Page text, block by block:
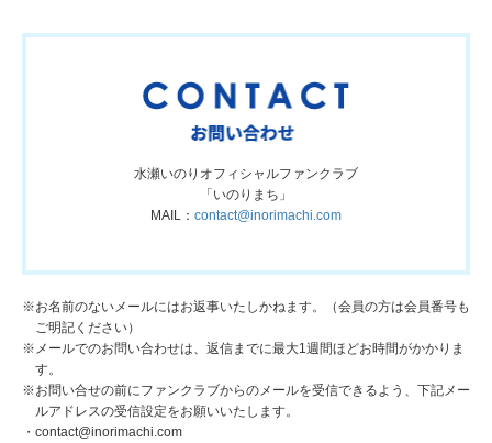
水瀬いのりオフィシャルファンクラブ
「いのりまち」
MAIL： contact@inorimachi.com
※お名前のないメールにはお返事いたしかねます。（会員の方は会員番号も
ご明記ください）
※メールでのお問い合わせは、返信までに最大1週間ほどお時間がかかりま
す。
※お問い合せの前にファンクラブからのメールを受信できるよう、下記メー
ルアドレスの受信設定をお願いいたします。
・contact@inorimachi.com